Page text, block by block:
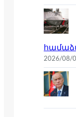
2026/08/